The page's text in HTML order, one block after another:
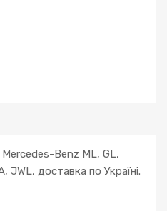
Benz ML, GL,
JWL, доставка по Україні.